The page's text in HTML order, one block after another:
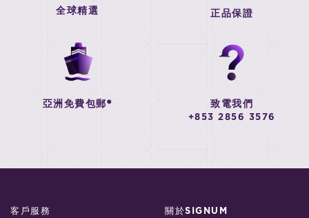
全球精選 正品保證
亞洲免費包郵* 致電我們
+853 2856 3576
客戶服務 關於SIGNUM